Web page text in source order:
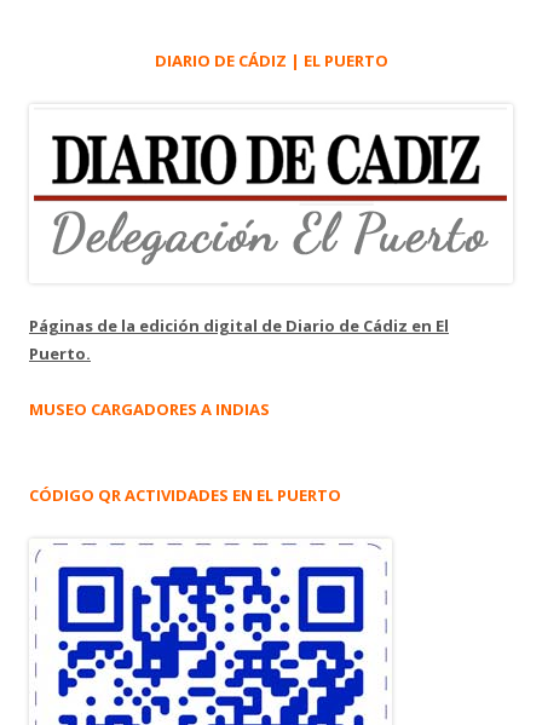
DIARIO DE CÁDIZ | EL PUERTO
Páginas de la edición digital de Diario de Cádiz en El
Puerto.
MUSEO CARGADORES A INDIAS
CÓDIGO QR ACTIVIDADES EN EL PUERTO